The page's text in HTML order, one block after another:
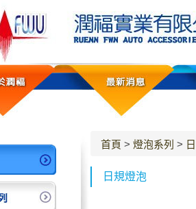
首頁 > 燈泡系列 >
日規燈泡